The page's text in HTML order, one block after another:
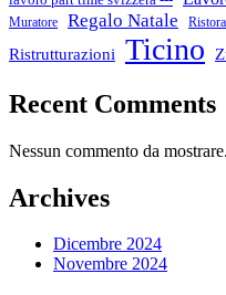
Muratore Regalo Natale
Ristrutturazioni
Ticino
Recent Comments
Nessun commento da mostrare.
Archives
Dicembre 2024
Novembre 2024